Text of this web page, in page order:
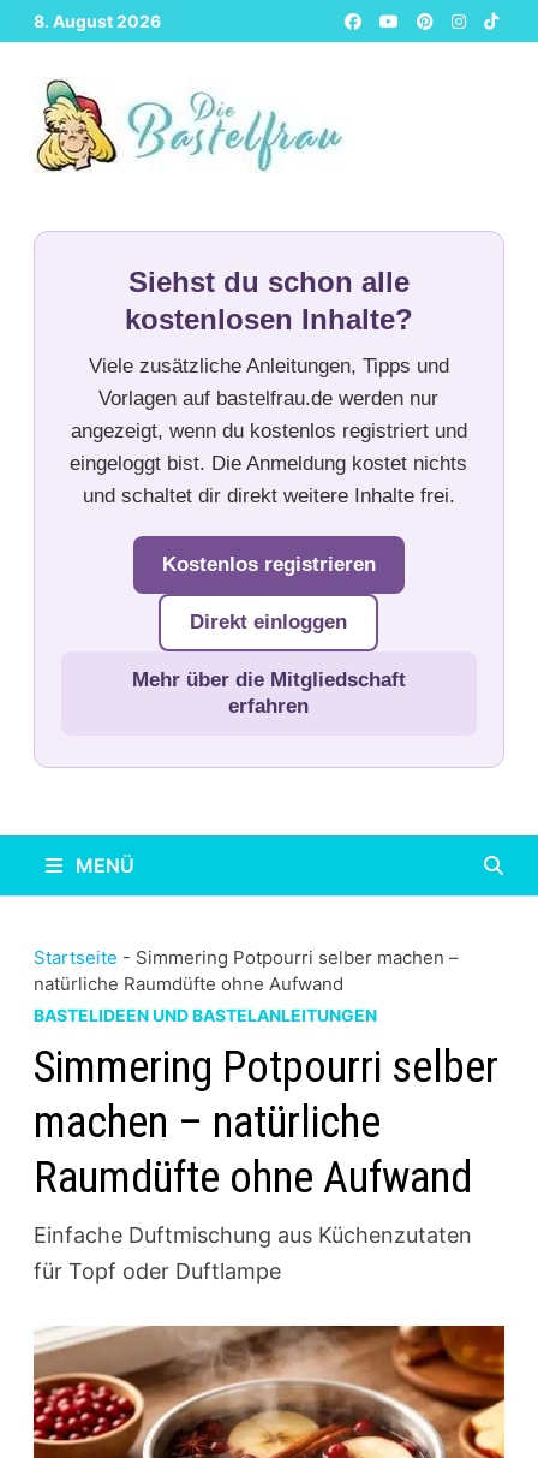
Zurück
zum
Inhalt
8. August 2026
Siehst du schon alle
kostenlosen Inhalte?
Viele zusätzliche Anleitungen, Tipps und
Vorlagen auf bastelfrau.de werden nur
angezeigt, wenn du kostenlos registriert und
eingeloggt bist. Die Anmeldung kostet nichts
und schaltet dir direkt weitere Inhalte frei.
Kostenlos registrieren
Direkt einloggen
Mehr über die Mitgliedschaft
erfahren
MENÜ
Startseite - Simmering Potpourri selber machen –
natürliche Raumdüfte ohne Aufwand
BASTELIDEEN UND BASTELANLEITUNGEN
Simmering Potpourri selber
machen – natürliche
Raumdüfte ohne Aufwand
Einfache Duftmischung aus Küchenzutaten
für Topf oder Duftlampe